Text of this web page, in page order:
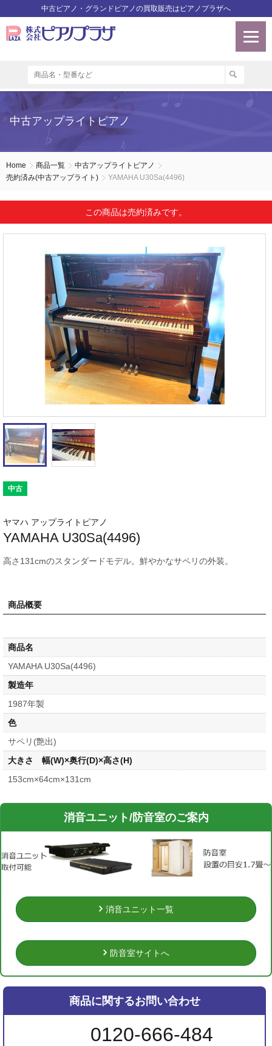
中古ピアノ・グランドピアノの買取販売はピアノプラザへ
中古アップライトピアノ
Home 商品一覧
中古アップライトピアノ
売約済み(中古アップライト)
YAMAHA U30Sa(4496)
この商品は売約済みです。
中古
ヤマハ アップライトピアノ
YAMAHA U30Sa(4496)
高さ131cmのスタンダードモデル。鮮やかなサペリの外装。
商品概要
商品名
YAMAHA U30Sa(4496)
製造年
1987年製
色
サペリ(艶出)
大きさ 幅(W)×奥行(D)×高さ(H)
153cm×64cm×131cm
消音ユニット/防音室のご案内
消音ユニット一覧
防音室サイトへ
商品に関するお問い合わせ
0120-666-484